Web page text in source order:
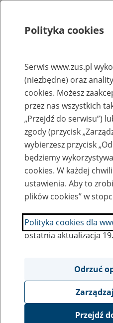
Rejestry, ewidencje i archiwa
Baza
Nazwa zakładu pracy:
SZUKAJ
Ukryj wszystkie
Polityka cookies
Serwis www.zus.pl
(niezbędne) oraz
cookies. Możesz
przez nas wszystkich
„Przejdź do serwisu”)
zgody (przycisk
wybierzesz przycisk
będziemy
cookies. W każdej
ustawienia. Aby to
plików cookies” w
Polityka cookies dla
ostatnia aktualizacja
Odrzuć
Przejdź